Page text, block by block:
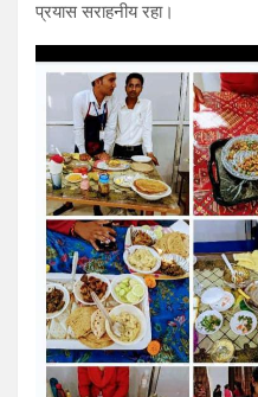
प्रयास सराहनीय रहा।